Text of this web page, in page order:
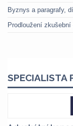
Byznys a paragrafy,
Prodloužení